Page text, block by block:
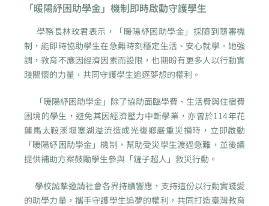
「暖陽紓困助學金」機制即時啟動守護學生
學務長林玫君表示，「暖陽紓困助學金」採隨到隨審機
制，能即時協助學生在急難時刻穩定生活、安心就學。她強
調，教育不應因經濟因素而設限，也期盼有更多人以行動實
踐關懷的力量，共同守護學生追逐夢想的權利。
「暖陽紓困助學金」除了協助面臨學費、生活費與住宿費
困境的學生，避免其因經濟壓力中斷學業，亦曾於114年花
蓮馬太鞍溪堰塞湖溢流造成光復鄉嚴重災損時，立即啟動
「暖陽紓困助學金」機制，幫助受災學生渡過急難，並後續
提供補助方案鼓勵學生參與「鏟子超人」救災行動。
學校誠摯邀請社會各界持續響應，支持這份以行動實踐愛
的助學力量，攜手守護學生追夢的權利，共同打造臺灣教育